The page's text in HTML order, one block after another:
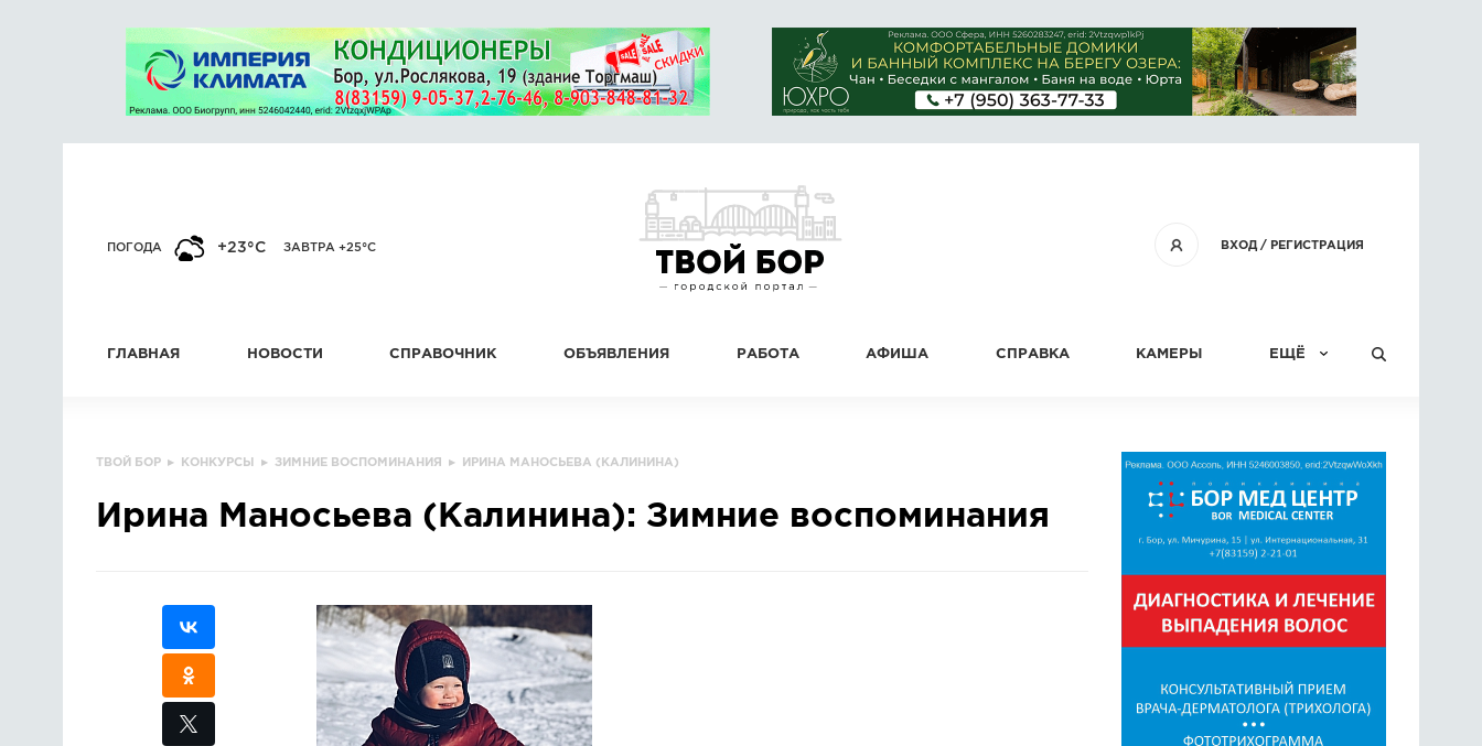
ВХОД/ РЕГИСТРАЦИЯ
ПОГОДА +23°C ЗАВТРА +25°C
ГЛАВНАЯ НОВОСТИ СПРАВОЧНИК ОБЪЯВЛЕНИЯ РАБОТА АФИША СПРАВКА КАМЕРЫ ЕЩЁ
СТАТЬИ
ПРЕДЛОЖИТЬ НОВОСТЬ
ФОТО
ТВОЙ БОР ▸ КОНКУРСЫ ▸ ЗИМНИЕ ВОСПОМИНАНИЯ ▸ ИРИНА МАНОСЬЕВА (КАЛИНИНА)
Ирина Маносьева (Калинина): Зимние воспоминания